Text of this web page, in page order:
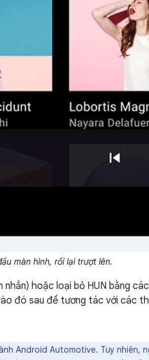
màn hình, rồi lại trượt lên.
hoặc loại bỏ HUN bằng
đó sau để tương tác với các
Android Automotive. Tuy nhiên,